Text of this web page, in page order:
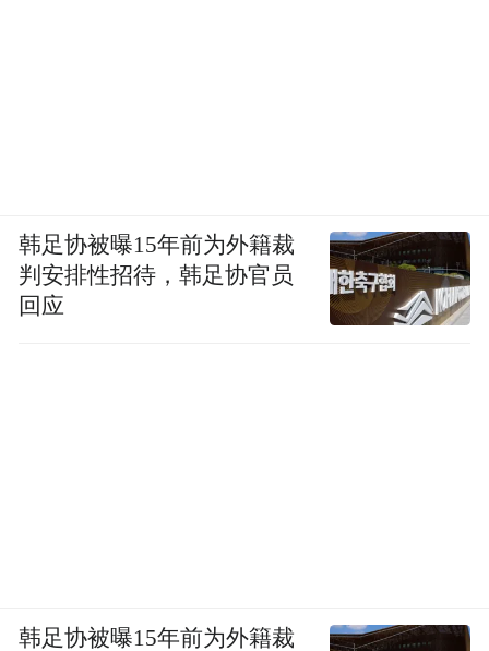
韩足协被曝15年前为外籍裁
判安排性招待，韩足协官员
回应
韩足协被曝15年前为外籍裁